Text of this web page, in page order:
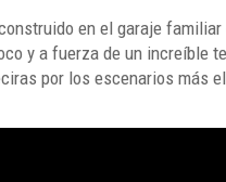
en el garaje
y a fuerza de un increíble
por los escenarios más